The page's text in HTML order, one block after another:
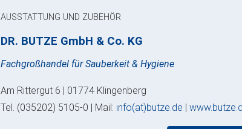
AUSSTATTUNG UND ZUBEHÖR
DR. BUTZE GmbH & Co. KG
Fachgroßhandel für Sauberkeit & Hygiene
Am Rittergut 6 | 01774 Klingenberg
Tel. (035202) 5105-0 | Mail: info(at)butze.de |